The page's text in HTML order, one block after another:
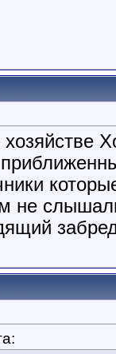
хозяйстве
не